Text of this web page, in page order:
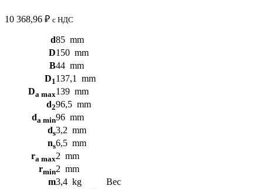
10 368,96 ₽ с НДС
d85 mm
D150 mm
B44 mm
D1137,1
mm
Da max139 mm
d296,5 mm
da min96 mm
ds3,2 mm
ns6,5 mm
ra max2 mm
rmin2 mm
m3,4 kg
Вес